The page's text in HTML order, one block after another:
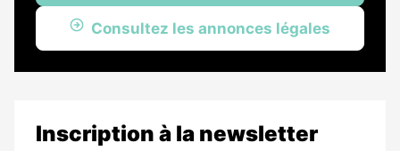
Consultez les annonces légales
Inscription à la newsletter